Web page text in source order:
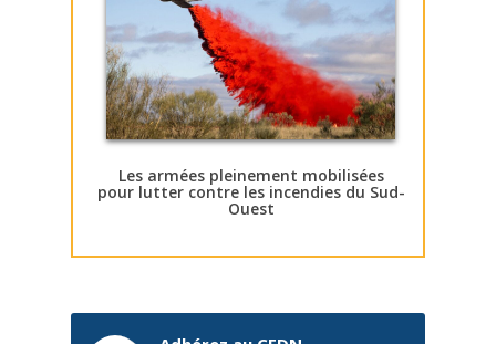
Les armées pleinement mobilisées
pour lutter contre les incendies du Sud-
Ouest